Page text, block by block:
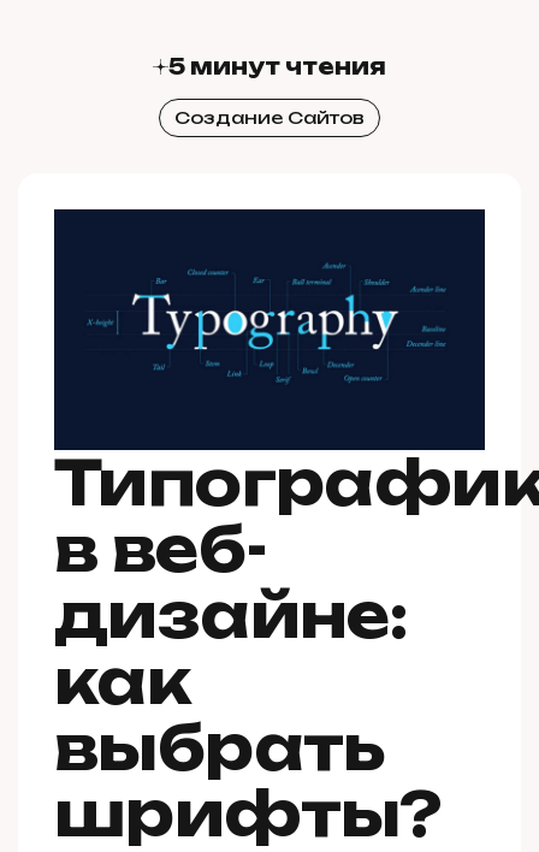
5 минут чтения
Создание Сайтов
в веб-
дизайне:
как
выбрать
шрифты?